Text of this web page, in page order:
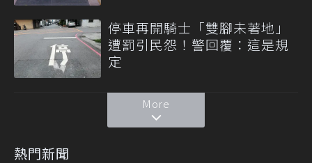
停車再開騎士「雙腳未著地」
遭罰引民怨！警回覆：這是規
定
More
熱門新聞